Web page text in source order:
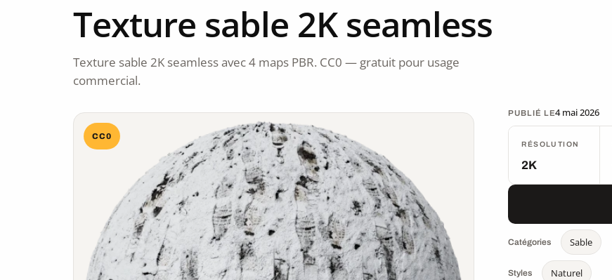
Texture sable 2K seamless
Texture sable 2K seamless avec 4 maps PBR. CC0 — gratuit pour usage
commercial.
CC0
PUBLIÉ LE4 mai 2026
RÉSOLUTION
2K
Catégories Sable
Styles Naturel